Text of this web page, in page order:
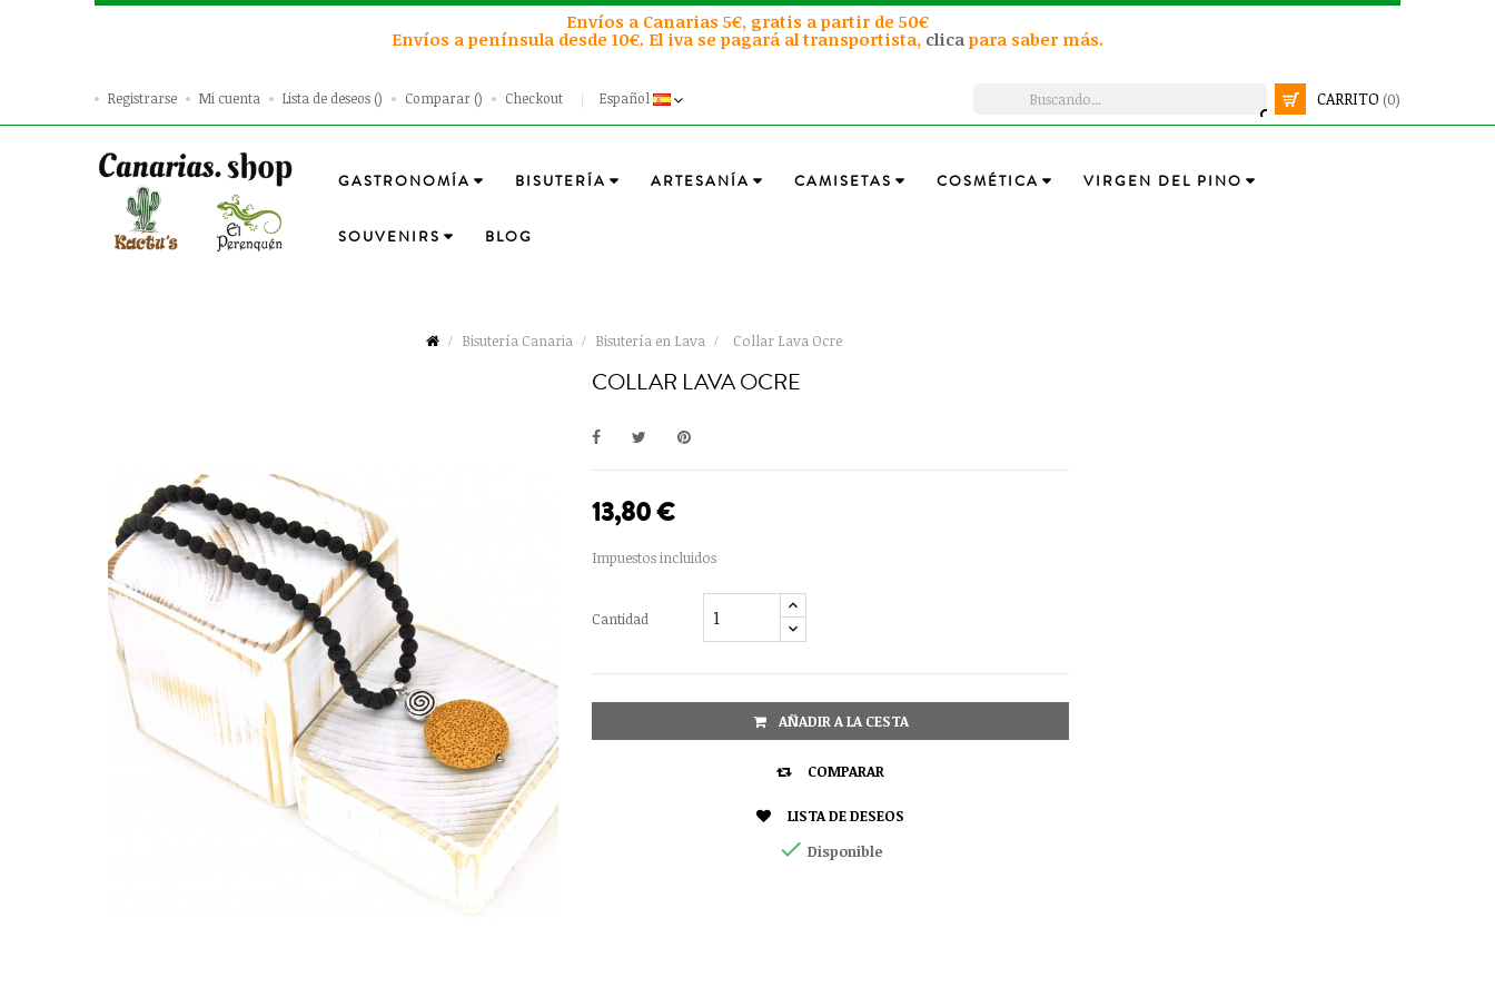
Envíos a Canarias 5€, gratis a partir de 50€
Envíos a península desde 10€. El iva se pagará al transportista, clica para saber más.
Registrarse Mi cuenta Lista de deseos Comparar Checkout Español CARRITO (0)
GASTRONOMÍA BISUTERÍA ARTESANÍA CAMISETAS COSMÉTICA VIRGEN DEL PINO
SOUVENIRS BLOG
Bisutería Canaria Bisutería en Lava Collar Lava Ocre
COLLAR LAVA OCRE
13,80 €
Impuestos incluidos
Cantidad
AÑADIR A LA CESTA
 COMPARAR
 LISTA DE DESEOS
 Disponible